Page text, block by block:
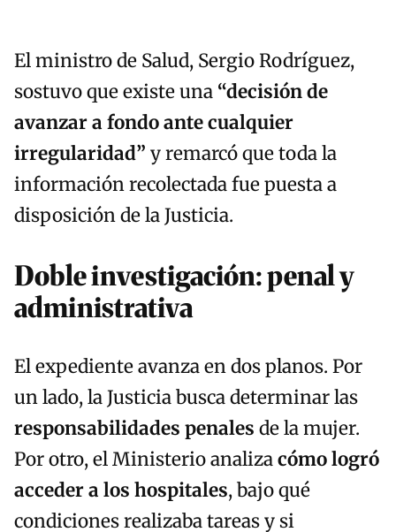
El ministro de Salud, Sergio Rodríguez,
sostuvo que existe una “decisión de
avanzar a fondo ante cualquier
irregularidad” y remarcó que toda la
información recolectada fue puesta a
disposición de la Justicia.
Doble investigación: penal y
administrativa
El expediente avanza en dos planos. Por
un lado, la Justicia busca determinar las
responsabilidades penales de la mujer.
Por otro, el Ministerio analizacómo logró
acceder a los hospitales, bajo qué
condiciones realizaba tareas y si